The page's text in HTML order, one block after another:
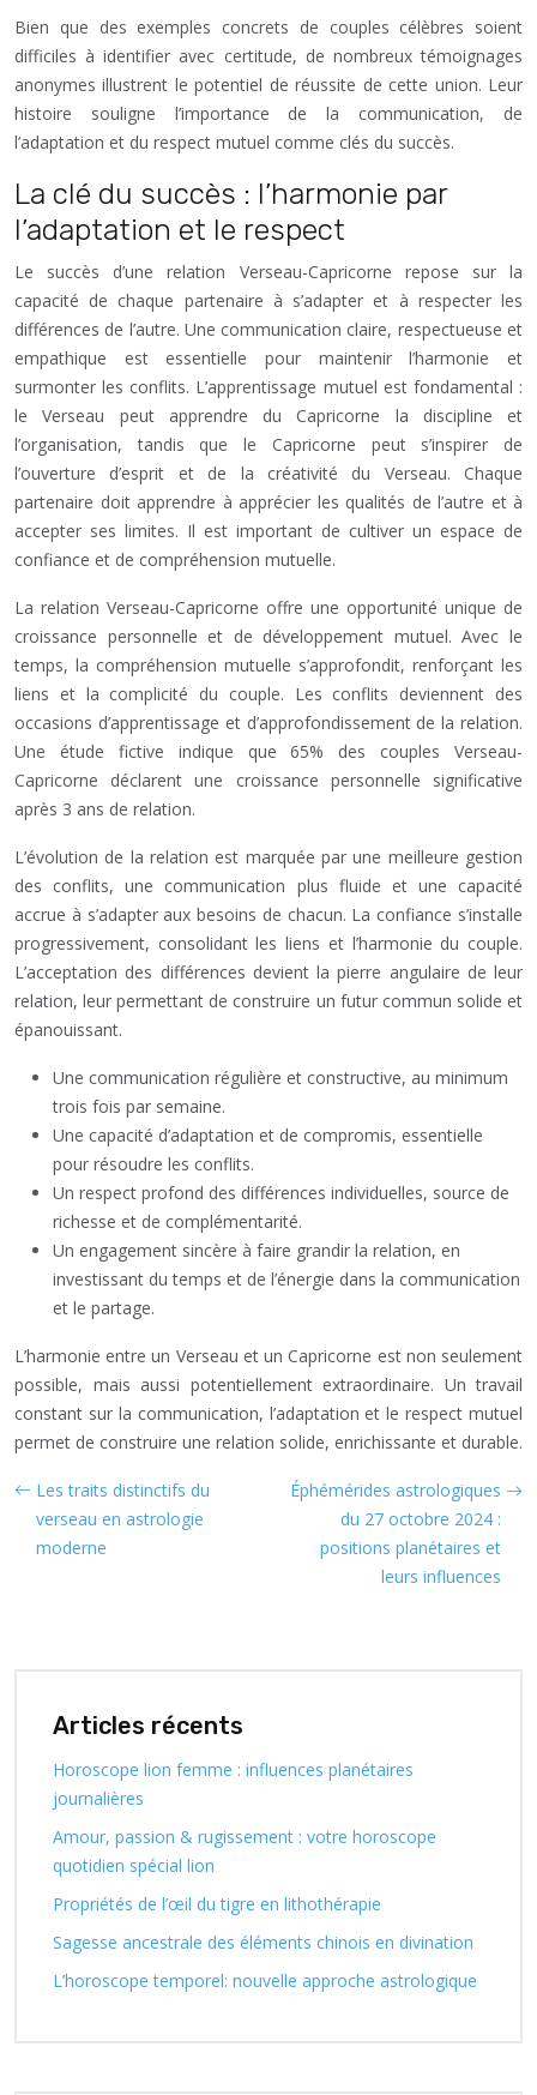
Bien que des exemples concrets de couples célèbres soient
difficiles à identifier avec certitude, de nombreux témoignages
anonymes illustrent le potentiel de réussite de cette union. Leur
histoire souligne l’importance de la communication, de
l’adaptation et du respect mutuel comme clés du succès.
La clé du succès : l’harmonie par
l’adaptation et le respect
Le succès d’une relation Verseau-Capricorne repose sur la
capacité de chaque partenaire à s’adapter et à respecter les
différences de l’autre. Une communication claire, respectueuse et
empathique est essentielle pour maintenir l’harmonie et
surmonter les conflits. L’apprentissage mutuel est fondamental :
le Verseau peut apprendre du Capricorne la discipline et
l’organisation, tandis que le Capricorne peut s’inspirer de
l’ouverture d’esprit et de la créativité du Verseau. Chaque
partenaire doit apprendre à apprécier les qualités de l’autre et à
accepter ses limites. Il est important de cultiver un espace de
confiance et de compréhension mutuelle.
La relation Verseau-Capricorne offre une opportunité unique de
croissance personnelle et de développement mutuel. Avec le
temps, la compréhension mutuelle s’approfondit, renforçant les
liens et la complicité du couple. Les conflits deviennent des
occasions d’apprentissage et d’approfondissement de la relation.
Une étude fictive indique que 65% des couples Verseau-
Capricorne déclarent une croissance personnelle significative
après 3 ans de relation.
L’évolution de la relation est marquée par une meilleure gestion
des conflits, une communication plus fluide et une capacité
accrue à s’adapter aux besoins de chacun. La confiance s’installe
progressivement, consolidant les liens et l’harmonie du couple.
L’acceptation des différences devient la pierre angulaire de leur
relation, leur permettant de construire un futur commun solide et
épanouissant.
Une communication régulière et constructive, au minimum
trois fois par semaine.
Une capacité d’adaptation et de compromis, essentielle
pour résoudre les conflits.
Un respect profond des différences individuelles, source de
richesse et de complémentarité.
Un engagement sincère à faire grandir la relation, en
investissant du temps et de l’énergie dans la communication
et le partage.
L’harmonie entre un Verseau et un Capricorne est non seulement
possible, mais aussi potentiellement extraordinaire. Un travail
constant sur la communication, l’adaptation et le respect mutuel
permet de construire une relation solide, enrichissante et durable.
Les traits distinctifs du
verseau en astrologie
moderne
Éphémérides astrologiques
du 27 octobre 2024 :
positions planétaires et
leurs influences
Articles récents
Horoscope lion femme : influences planétaires
journalières
Amour, passion & rugissement : votre horoscope
quotidien spécial lion
Propriétés de l’œil du tigre en lithothérapie
Sagesse ancestrale des éléments chinois en divination
L’horoscope temporel: nouvelle approche astrologique